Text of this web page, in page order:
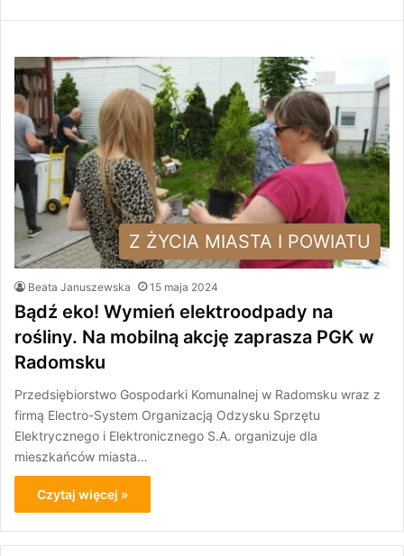
Z ŻYCIA MIASTA I POWIATU
Beata Januszewska 15 maja 2024
Bądź eko! Wymień elektroodpady na
rośliny. Na mobilną akcję zaprasza PGK w
Radomsku
Przedsiębiorstwo Gospodarki Komunalnej w Radomsku wraz z
firmą Electro-System Organizacją Odzysku Sprzętu
Elektrycznego i Elektronicznego S.A. organizuje dla
mieszkańców miasta…
Czytaj więcej »